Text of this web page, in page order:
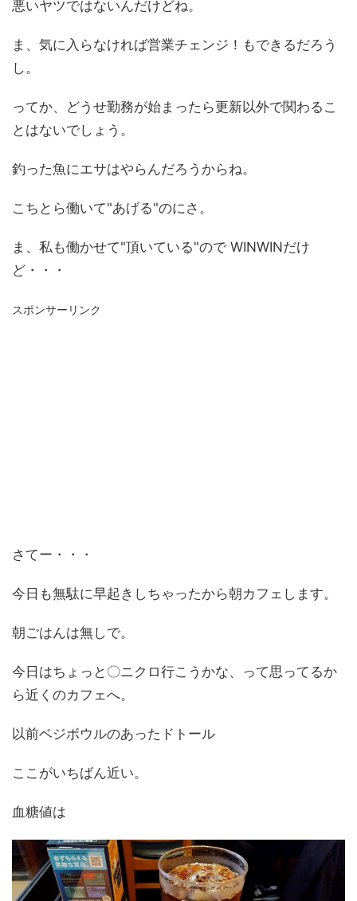
悪いヤツではないんだけどね。
ま、気に入らなければ営業チェンジ！もできるだろう
し。
ってか、どうせ勤務が始まったら更新以外で関わるこ
とはないでしょう。
釣った魚にエサはやらんだろうからね。
こちとら働いて"あげる"のにさ。
ま、私も働かせて"頂いている"ので WINWINだけ
ど・・・
スポンサーリンク
さてー・・・
今日も無駄に早起きしちゃったから朝カフェします。
朝ごはんは無しで。
今日はちょっと〇ニクロ行こうかな、って思ってるか
ら近くのカフェへ。
以前ベジボウルのあったドトール
ここがいちばん近い。
血糖値は